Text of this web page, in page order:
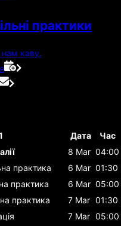
практики
нам каву.
Дата
Час
8 Mar 04:00
практика 6 Mar 01:30
практика 6 Mar 05:00
практика 7 Mar 01:30
7 Mar 05:00